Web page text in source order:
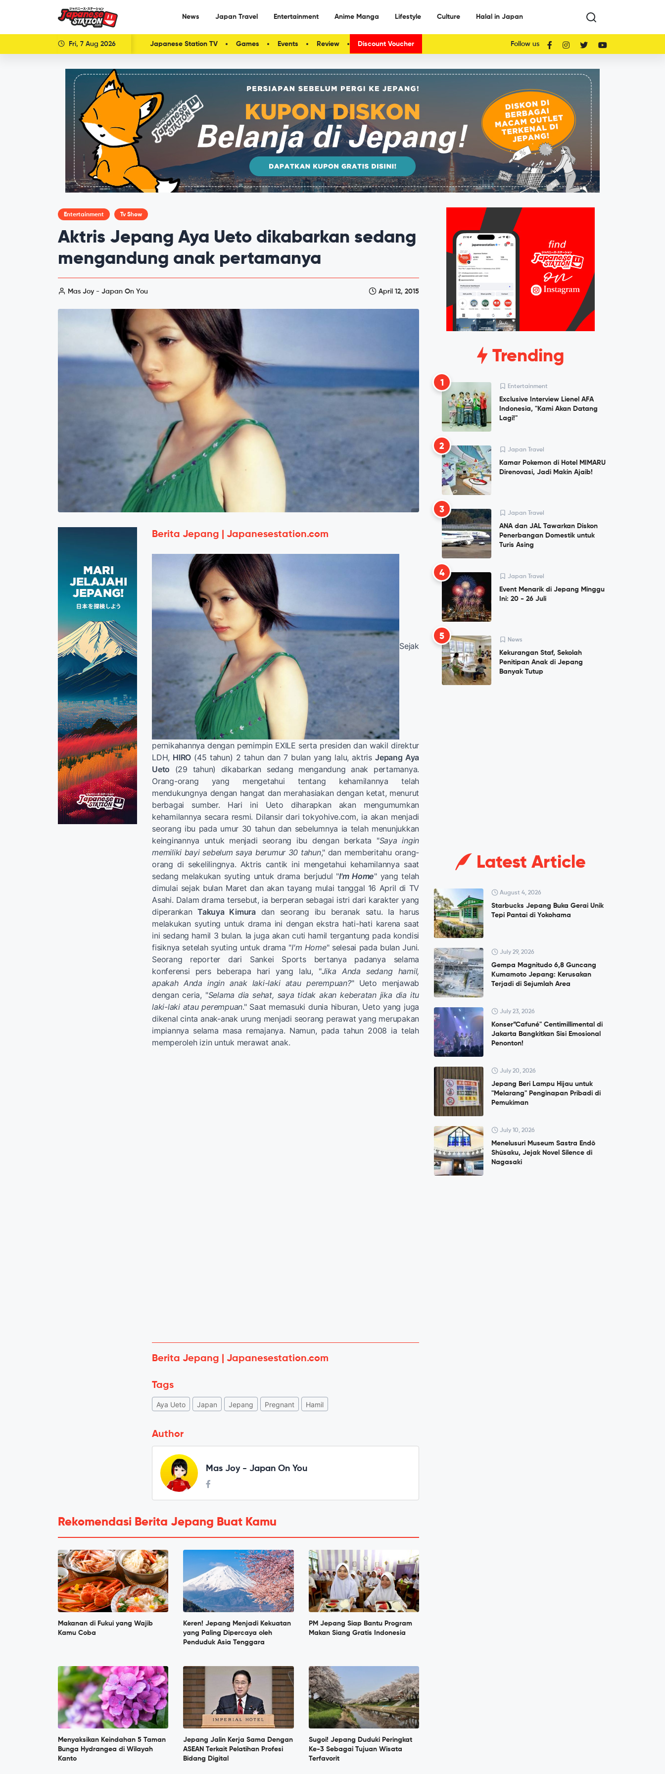
News Japan Travel Entertainment Anime Manga Lifestyle Culture Halal in Japan
Fri, 7 Aug 2026 Japanese Station TV Games Events Review Discount Voucher Follow us
Entertainment Tv Show
Aktris Jepang Aya Ueto dikabarkan sedang
mengandung anak pertamanya
Mas Joy - Japan On You April 12, 2015
Berita Jepang | Japanesestation.com
Sejak
pernikahannya dengan pemimpin EXILE serta presiden dan wakil direktur
LDH, HIRO (45 tahun) 2 tahun dan 7 bulan yang lalu, aktrisJepang Aya
Ueto (29 tahun) dikabarkan sedang mengandung anak pertamanya.
Orang-orang yang mengetahui tentang kehamilannya telah
mendukungnya dengan hangat dan merahasiakan dengan ketat, menurut
berbagai sumber. Hari ini Ueto diharapkan akan mengumumkan
kehamilannya secara resmi. Dilansir dari tokyohive.com, ia akan menjadi
seorang ibu pada umur 30 tahun dan sebelumnya ia telah menunjukkan
keinginannya untuk menjadi seorang ibu dengan berkata "Saya ingin
memiliki bayi sebelum saya berumur 30 tahun," dan memberitahu orang-
orang di sekelilingnya. Aktris cantik ini mengetahui kehamilannya saat
sedang melakukan syuting untuk drama berjudul "I'm Home" yang telah
dimulai sejak bulan Maret dan akan tayang mulai tanggal 16 April di TV
Asahi. Dalam drama tersebut, ia berperan sebagai istri dari karakter yang
diperankanTakuya Kimuradan seorang ibu beranak satu. Ia harus
melakukan syuting untuk drama ini dengan ekstra hati-hati karena saat
ini sedang hamil 3 bulan. Ia juga akan cuti hamil tergantung pada kondisi
fisiknya setelah syuting untuk drama "I'm Home" selesai pada bulan Juni.
Seorang reporter dari Sankei Sports bertanya padanya selama
konferensi pers beberapa hari yang lalu, "Jika Anda sedang hamil,
apakah Anda ingin anak laki-laki atau perempuan?" Ueto menjawab
dengan ceria, "Selama dia sehat, saya tidak akan keberatan jika dia itu
laki-laki atau perempuan." Saat memasuki dunia hiburan, Ueto yang juga
dikenal cinta anak-anak urung menjadi seorang perawat yang merupakan
impiannya selama masa remajanya. Namun, pada tahun 2008 ia telah
memperoleh izin untuk merawat anak.
Berita Jepang | Japanesestation.com
Tags
Aya Ueto Japan Jepang Pregnant Hamil
Author
Mas Joy - Japan On You
Rekomendasi Berita Jepang Buat Kamu
Makanan di Fukui yang Wajib
Kamu Coba
Keren! Jepang Menjadi Kekuatan
yang Paling Dipercaya oleh
Penduduk Asia Tenggara
PM Jepang Siap Bantu Program
Makan Siang Gratis Indonesia
Menyaksikan Keindahan 5 Taman
Bunga Hydrangea di Wilayah
Kanto
Jepang Jalin Kerja Sama Dengan
ASEAN Terkait Pelatihan Profesi
Bidang Digital
Sugoi! Jepang Duduki Peringkat
Ke-3 Sebagai Tujuan Wisata
Terfavorit
Trending
1 Entertainment
Exclusive Interview Lienel AFA
Indonesia, "Kami Akan Datang
Lagi!"
2 Japan Travel
Kamar Pokemon di Hotel MIMARU
Direnovasi, Jadi Makin Ajaib!
3 Japan Travel
ANA dan JAL Tawarkan Diskon
Penerbangan Domestik untuk
Turis Asing
4 Japan Travel
Event Menarik di Jepang Minggu
Ini: 20 - 26 Juli
5 News
Kekurangan Staf, Sekolah
Penitipan Anak di Jepang
Banyak Tutup
Latest Article
August 4, 2026
Starbucks Jepang Buka Gerai Unik
Tepi Pantai di Yokohama
July 29, 2026
Gempa Magnitudo 6,8 Guncang
Kumamoto Jepang: Kerusakan
Terjadi di Sejumlah Area
July 23, 2026
Konser”Cafuné" Centimillimental di
Jakarta Bangkitkan Sisi Emosional
Penonton!
July 20, 2026
Jepang Beri Lampu Hijau untuk
"Melarang" Penginapan Pribadi di
Pemukiman
July 10, 2026
Menelusuri Museum Sastra Endō
Shūsaku, Jejak Novel Silence di
Nagasaki